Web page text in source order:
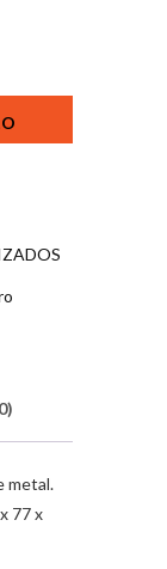
metal.
77 x